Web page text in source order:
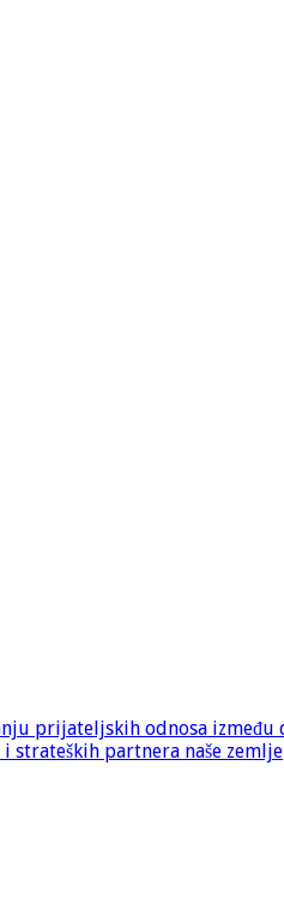
prijateljskih odnosa između
strateških partnera naše zemlje